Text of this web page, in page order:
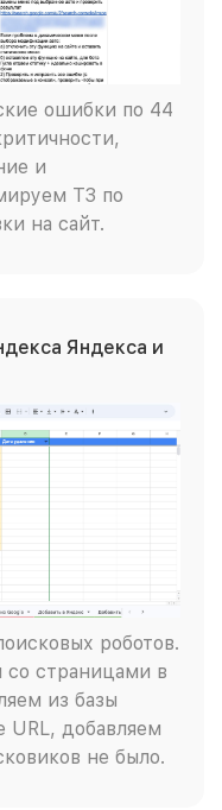
ошибки по 44
и
ТЗ по
на сайт.
Яндекса и
роботов.
со страницами в
из базы
URL, добавляем
не было.